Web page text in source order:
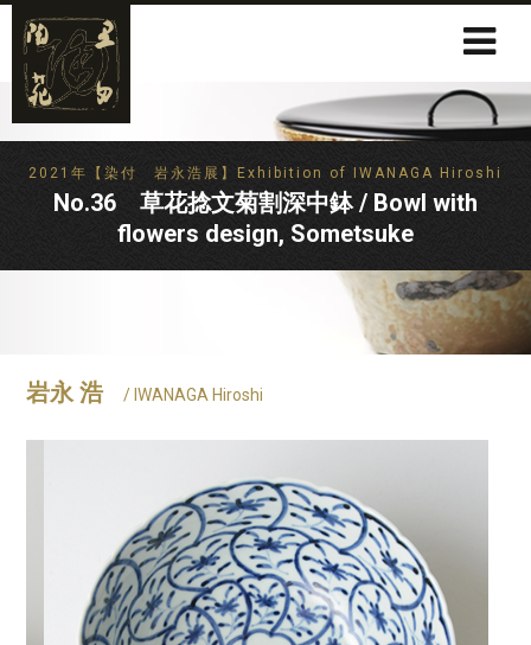
2021年【染付 岩永浩展】Exhibition of IWANAGA Hiroshi
No.36 草花捻文菊割深中鉢 / Bowl with
flowers design, Sometsuke
岩永 浩 / IWANAGA Hiroshi